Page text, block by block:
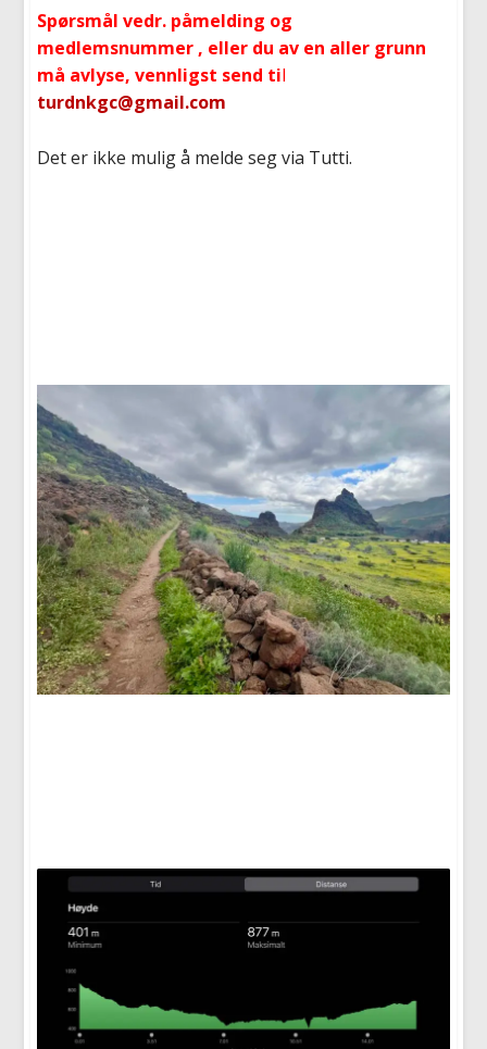
Spørsmål vedr. påmelding og
medlemsnummer , eller du av en aller grunn
må avlyse, vennligst send til
turdnkgc@gmail.com
Det er ikke mulig å melde seg via Tutti.